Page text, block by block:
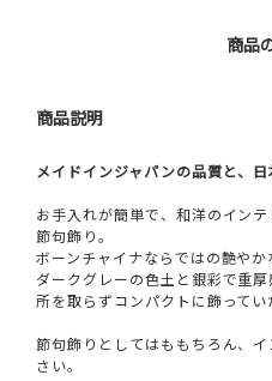
商品
商品説明
メイドインジャパンの品質と、
お手入れが簡単で、和洋のイン
節句飾り。
ボーンチャイナならではの艶や
ダークグレーの色土と銀彩で重
所を取らずコンパクトに飾ってい
節句飾りとしてはももちろん、
さい。